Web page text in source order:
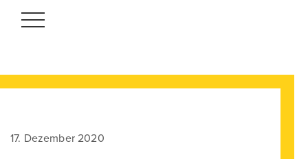
Toggle
17. Dezember 2020